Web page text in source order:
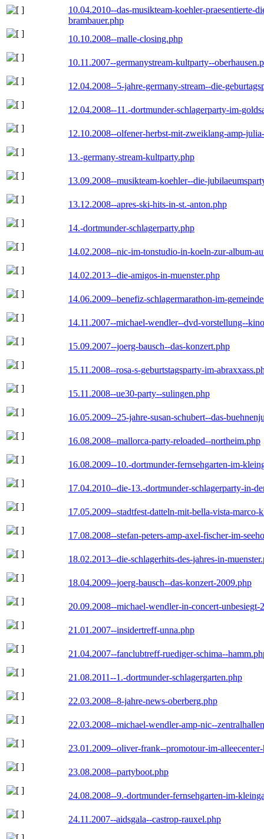
10.04.2010--das-musikteam-koehler-praesentierte-
brambauer.php
10.10.2008--malle-closing.php
10.11.2007--germanystream-kultparty--
12.04.2008--5-jahre-germany-stream--die-
12.04.2008--11.-dortmunder-schlagerparty-im-
12.10.2008--olfener-herbst-mit-zweiklang-amp-
13.-germany-stream-kultparty.php
13.09.2008--musikteam-koehler--die-
13.12.2008--apres-ski-hits-in-st.-anton.php
14.-dortmunder-schlagerparty.php
14.02.2008--nic-im-tonstudio-in-koeln-zur-album-
14.02.2013--die-amigos-in-muenster.php
14.06.2009--benefiz-schlagermarathon-im-
14.11.2007--michael-wendler--dvd-vorstellung--
15.09.2007--joerg-bausch--das-konzert.php
15.11.2008--rosa-s-geburtstagsparty-im-
15.11.2008--ue30-party--sulingen.php
16.05.2009--25-jahre-susan-schubert--das-
16.08.2008--mallorca-party-reloaded--northeim.php
16.08.2009--10.-dortmunder-fernsehgarten-im-
17.04.2010--die-13.-dortmunder-schlagerparty-in-
17.05.2009--stadtfest-datteln-mit-bella-vista-marco-
17.08.2008--stefan-peters-amp-axel-fischer-im-
18.02.2013--die-schlagerhits-des-jahres-in-
18.04.2009--joerg-bausch--das-konzert-2009.php
20.09.2008--michael-wendler-in-concert-unbesiegt-
21.01.2007--insidertreff-unna.php
21.04.2007--fanclubtreff-ruediger-schima--
21.08.2011--1.-dortmunder-schlagergarten.php
22.03.2008--8-jahre-news-oberberg.php
22.03.2008--michael-wendler-amp-nic--
23.01.2009--oliver-frank--promotour-im-
23.08.2008--partyboot.php
24.08.2008--9.-dortmunder-fernsehgarten-im-
24.11.2007--aidsgala--castrop-rauxel.php